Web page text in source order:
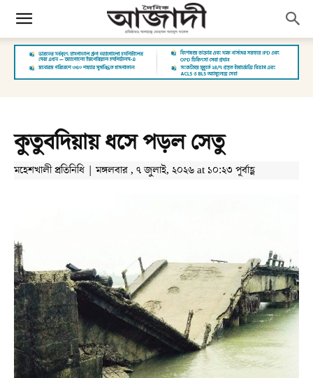
কুতুবদিয়ায় ধসে পড়ল সেতু
মহেশখালী প্রতিনিধি | মঙ্গলবার , ৭ জুলাই, ২০২৬ at ১০:২৩ পূর্বাহ্ণ